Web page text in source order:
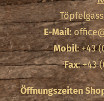
E-Mail:
Mobil: +43
Fax: +43
Öffnungszeiten